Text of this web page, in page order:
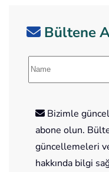
Bültene
Bizimle
abone olun.
güncellemeleri
hakkında bilgi